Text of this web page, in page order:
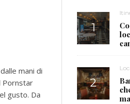
mani di
Pornstar
gusto. Da